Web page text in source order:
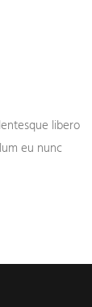
libero
eu nunc